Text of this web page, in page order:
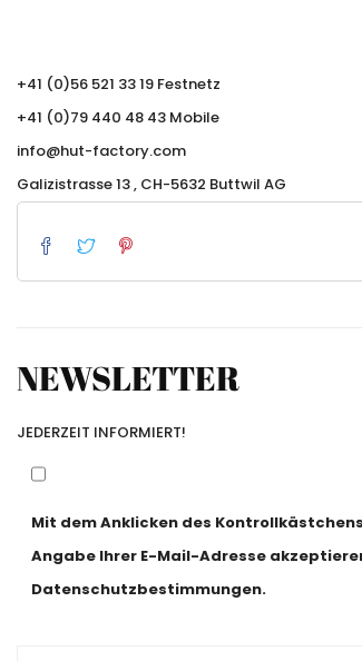
+41 (0)56 521 33 19 Festnetz
+41 (0)79 440 48 43 Mobile
info@hut-factory.com
Galizistrasse 13 , CH-5632 Buttwil AG
NEWSLETTER
JEDERZEIT INFORMIERT!
Mit dem Anklicken des
Angabe Ihrer E-Mail-Adresse
Datenschutzbestimmungen.